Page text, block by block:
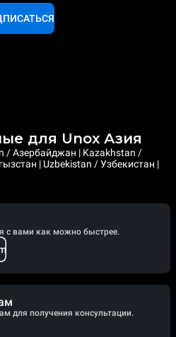
для Unox Азия
/ Азербайджан | Kazakhstan /
| Uzbekistan / Узбекистан |
с вами как можно быстрее.
для получения консультации.